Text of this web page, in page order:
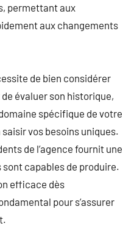
permettant aux
aux changements
de bien considérer
évaluer son historique,
spécifique de votre
vos besoins uniques.
de l’agence fournit une
sont capables de produire.
efficace dès
pour s’assurer